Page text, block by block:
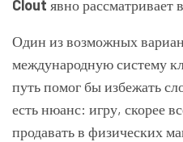
Clout явно рассматривает
Один из возможных
международную систему
путь помог бы избежать
есть нюанс: игру, скорее
продавать в физических